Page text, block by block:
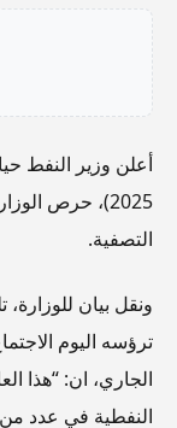
2025)، حرص
التصفية.
ونقل بيان
ترؤسه اليوم
الجاري، ان: “هذا
النفطية في عدد من